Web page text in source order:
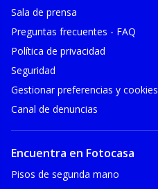
Sala de prensa
Preguntas frecuentes - FAQ
Política de privacidad
Seguridad
Gestionar preferencias y cookies
Canal de denuncias
Encuentra en Fotocasa
Pisos de segunda mano